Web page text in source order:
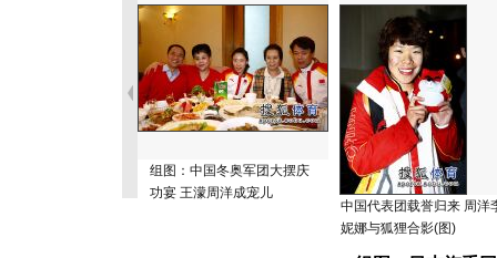
组图：中国冬奥军团大摆庆
功宴 王濛周洋成宠儿
中国代表团载誉归来 周洋
妮娜与狐狸合影(图)